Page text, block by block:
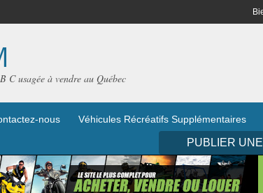
C usagée à vendre au Québec
nous Véhicules Récréatifs Supplémentaires
PUBLIER